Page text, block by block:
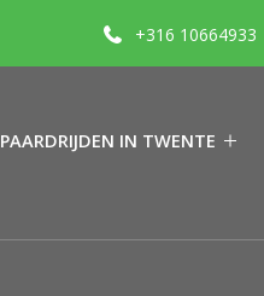
+316 10664933
PAARDRIJDEN IN TWENTE